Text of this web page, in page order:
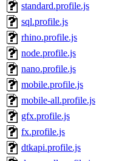
standard.profile.js
sql.profile.js
rhino.profile.js
node.profile.js
nano.profile.js
mobile.profile.js
mobile-all.profile.js
gfx.profile.js
fx.profile.js
dtkapi.profile.js